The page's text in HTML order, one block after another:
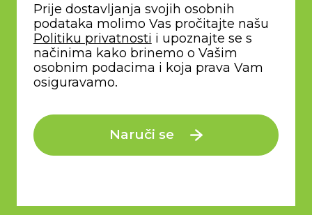
Prije dostavljanja svojih osobnih
podataka molimo Vas pročitajte našu
Politiku privatnosti i upoznajte se s
načinima kako brinemo o Vašim
osobnim podacima i koja prava Vam
osiguravamo.
Naruči se